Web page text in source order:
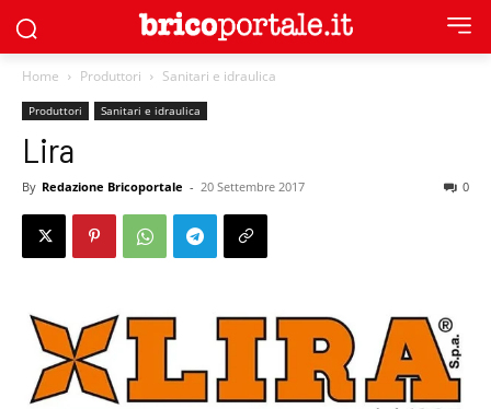
Home Produttori Sanitari e idraulica
Produttori Sanitari e idraulica
Lira
By Redazione Bricoportale - 20 Settembre 2017 0